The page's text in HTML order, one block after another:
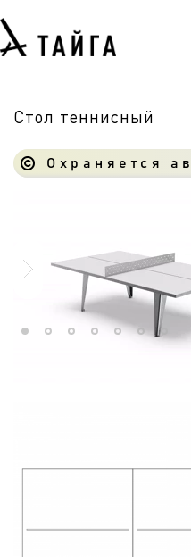
Стол теннисный
Охраняется